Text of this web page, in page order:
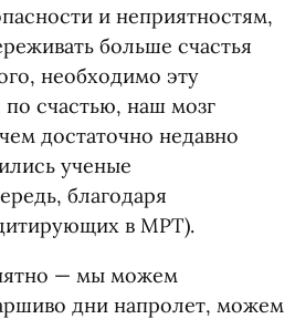
и неприятностям,
больше счастья
необходимо эту
счастью, наш мозг
достаточно недавно
ученые
благодаря
в МРТ).
— мы можем
дни напролет, можем